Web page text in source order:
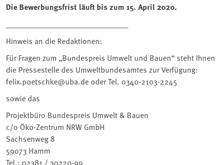
Die Bewerbungsfrist läuft bis zum 15. April 2020.
Hinweis an die Redaktionen:
Für Fragen zum „Bundespreis Umwelt und Bauen“ steht Ihnen
die Pressestelle des Umweltbundesamtes zur Verfügung:
felix.poetschke@uba.de oder Tel. 0340-2103-2245
sowie das
Projektbüro Bundespreis Umwelt & Bauen
c/o Öko-Zentrum NRW GmbH
Sachsenweg 8
59073 Hamm
Tel.: 02381 / 30220-99